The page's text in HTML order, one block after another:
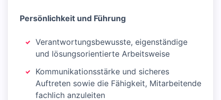
Persönlichkeit und Führung
Verantwortungsbewusste, eigenständige
und lösungsorientierte Arbeitsweise
Kommunikationsstärke und sicheres
Auftreten sowie die Fähigkeit, Mitarbeitende
fachlich anzuleiten